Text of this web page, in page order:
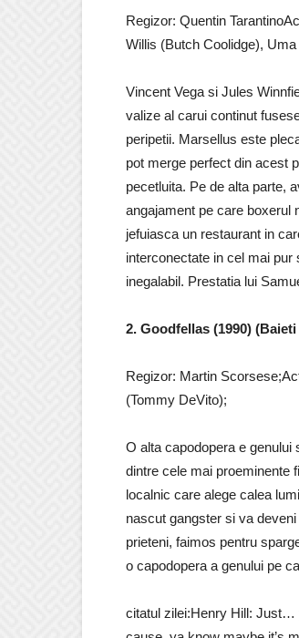
Regizor: Quentin
Willis (Butch Coolidge),
Vincent Vega si Jules
valize al carui continut
peripetii. Marsellus este
pot merge perfect din acest
pecetluita. Pe de alta parte,
angajament pe care boxerul
jefuiasca un restaurant in
interconectate in cel mai
inegalabil. Prestatia lui
2. Goodfellas (1990)
Regizor: Martin
(Tommy DeVito);
O alta capodopera e
dintre cele mai proeminente
localnic care alege calea
nascut gangster si va
prieteni, faimos pentru
o capodopera a genului pe
citatul zilei:Henry Hill: Just…